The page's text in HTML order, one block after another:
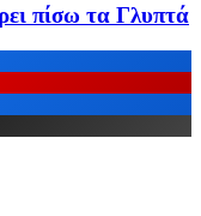
πίσω τα Γλυπτά